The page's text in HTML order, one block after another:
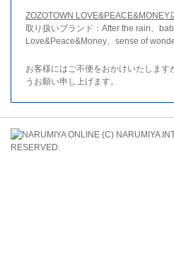
ZOZOTOWN LOVE&PEACE&MONEY
取り扱いブランド：After the rain、
Love&Peace&Money、sense of
お客様にはご不便をおかけいたします
うお願い申し上げます。